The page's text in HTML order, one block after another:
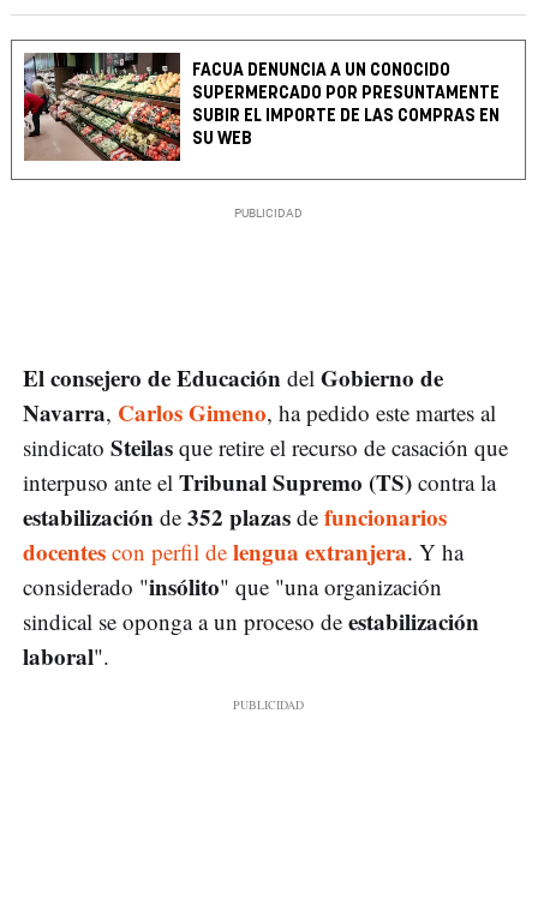
FACUA DENUNCIA A UN CONOCIDO
SUPERMERCADO POR PRESUNTAMENTE
SUBIR EL IMPORTE DE LAS COMPRAS EN
SU WEB
El consejero de Educación del Gobierno de
Navarra, Carlos Gimeno, ha pedido este martes al
sindicato Steilas que retire el recurso de casación que
interpuso ante el Tribunal Supremo (TS) contra la
estabilización de 352 plazas de funcionarios
docentes con perfil de lengua extranjera. Y ha
considerado "insólito" que "una organización
sindical se oponga a un proceso de estabilización
laboral".